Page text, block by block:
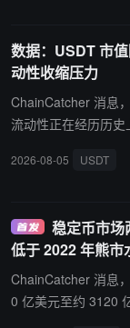
数据：USDT 市
动性收缩压力
ChainCatcher 消息
流动性正在经历历
缩仍在加速，过去
长期收缩阶段往往对
USDT 流向与 BTC
者可能共同受到风
当前 BTC 下跌并非
2026-08-05 USDT
稳定币市场
低于 2022 年熊市
ChainCatcher 消息
0 亿美元至约 3120